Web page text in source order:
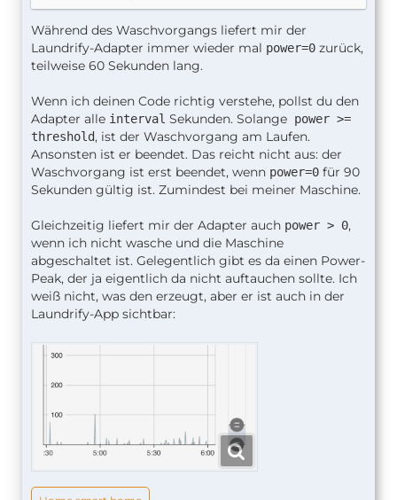
Während des Waschvorgangs liefert mir der
Laundrify-Adapter immer wieder mal power=0 zurück,
teilweise 60 Sekunden lang.
Wenn ich deinen Code richtig verstehe, pollst du den
Adapter alle interval Sekunden. Solange power >=
threshold, ist der Waschvorgang am Laufen.
Ansonsten ist er beendet. Das reicht nicht aus: der
Waschvorgang ist erst beendet, wenn power=0 für 90
Sekunden gültig ist. Zumindest bei meiner Maschine.
Gleichzeitig liefert mir der Adapter auch power > 0,
wenn ich nicht wasche und die Maschine
abgeschaltet ist. Gelegentlich gibt es da einen Power-
Peak, der ja eigentlich da nicht auftauchen sollte. Ich
weiß nicht, was den erzeugt, aber er ist auch in der
Laundrify-App sichtbar: